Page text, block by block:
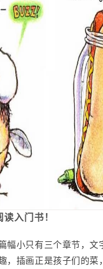
入门书！
幅小只有三个章节，文
，插画正是孩子们的菜